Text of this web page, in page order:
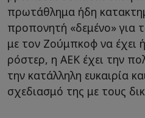
πρωτάθλημα ήδη
προπονητή «δεμένο» για
με τον Ζούμπκοφ να έχει
ρόστερ, η ΑΕΚ έχει την
την κατάλληλη ευκαιρία
σχεδιασμό της με τους